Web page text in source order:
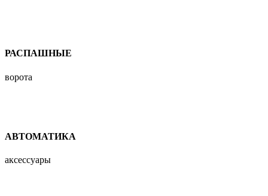
РАСПАШНЫЕ
ворота
АВТОМАТИКА
аксессуары